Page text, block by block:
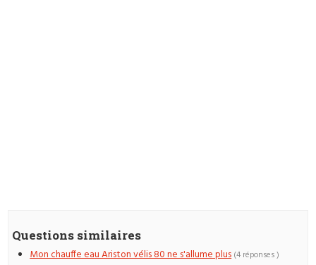
Questions similaires
Mon chauffe eau Ariston vélis 80 ne s'allume plus (4 réponses )